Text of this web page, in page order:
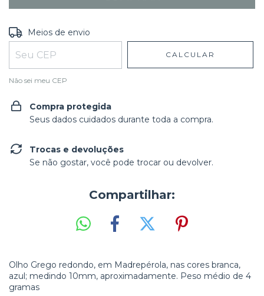
Entregas para o CEP:
Meios de envio
CALCULAR
Não sei meu CEP
Compra protegida
Seus dados cuidados durante toda a compra.
Trocas e devoluções
Se não gostar, você pode trocar ou devolver.
Compartilhar:
Olho Grego redondo, em Madrepérola, nas cores branca,
azul; medindo 10mm, aproximadamente. Peso médio de 4
gramas